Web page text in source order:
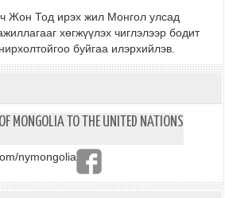
Жон Тод ирэх жил Монгол улсад
хөгжүүлэх чиглэлээр бодит
буйгаа илэрхийлэв.
MONGOLIA TO THE UNITED NATIONS
nymongolia